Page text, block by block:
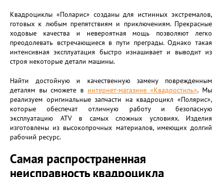
Квадроциклы «Поларис» созданы для истинных экстремалов,
готовых к любым препятствиям и приключениям. Прекрасные
ходовые качества и невероятная мощь позволяют легко
преодолевать встречающиеся в пути преграды. Однако такая
интенсивная эксплуатация быстро изнашивает и выводит из
строя некоторые детали машины.
Найти достойную и качественную замену поврежденным
деталям вы сможете в интернет-магазине «Квадростиль». Мы
реализуем оригинальные запчасти на квадроцикл «Полярис»,
которые обеспечат отличную работу и безопасную
эксплуатацию ATV в самых сложных условиях. Изделия
изготовлены из высокопрочных материалов, имеющих долгий
рабочий ресурс.
Самая распространенная
неисправность квадроцикла